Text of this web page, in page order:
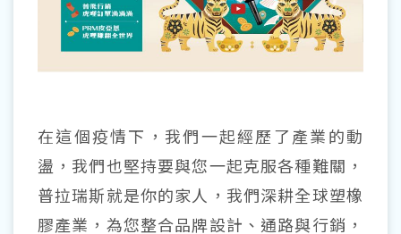
在這個疫情下，我們一起經歷了產業的動
盪，我們也堅持要與您一起克服各種難關，
普拉瑞斯就是你的家人，我們深耕全球塑橡
膠產業，為您整合品牌設計、通路與行銷，